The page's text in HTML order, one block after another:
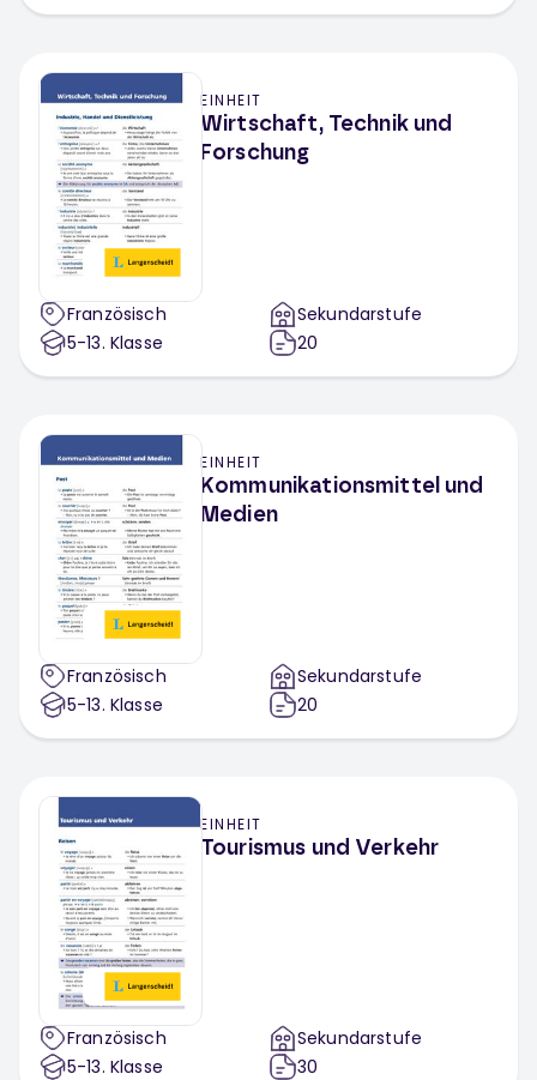
Arolsen Archives
Brot für die Welt
PETAKids
EINHEIT
Wirtschaft, Technik und
Forschung
Französisch
5-13. Klasse
Sekundarstufe
20
EINHEIT
Kommunikationsmittel und
Medien
Französisch
5-13. Klasse
Sekundarstufe
20
EINHEIT
Tourismus und Verkehr
Französisch
5-13. Klasse
Sekundarstufe
30